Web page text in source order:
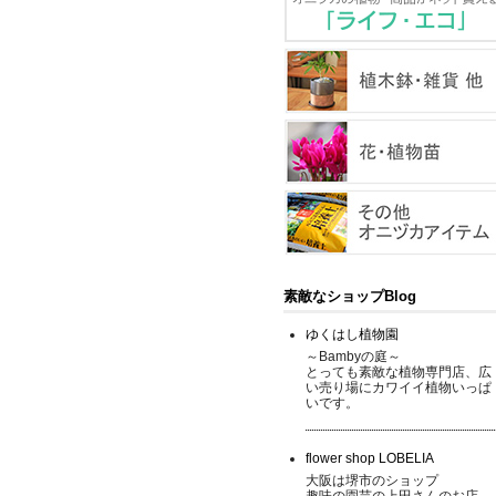
素敵なショップBlog
ゆくはし植物園
～Bambyの庭～
とっても素敵な植物専門店、広
い売り場にカワイイ植物いっぱ
いです。
flower shop LOBELIA
大阪は堺市のショップ